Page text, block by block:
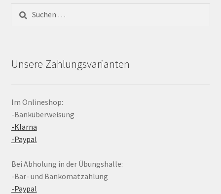
Suchen
nach:
Unsere Zahlungsvarianten
Im Onlineshop:
-Banküberweisung
-Klarna
-Paypal
Bei Abholung in der Übungshalle:
-Bar- und Bankomatzahlung
-Paypal